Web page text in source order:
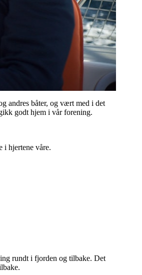
andres båter, og vært med i det
godt hjem i vår forening.
i hjertene våre.
rundt i fjorden og tilbake. Det